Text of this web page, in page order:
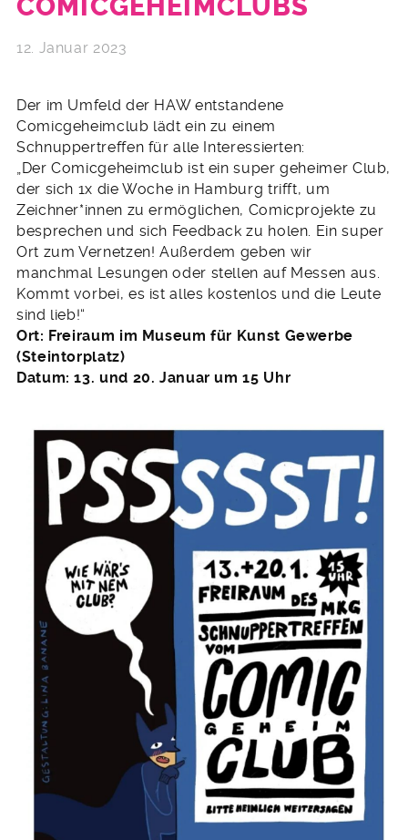
COMICGEHEIMCLUBS
12. Januar 2023
Der im Umfeld der HAW entstandene
Comicgeheimclub lädt ein zu einem
Schnuppertreffen für alle Interessierten:
„Der Comicgeheimclub ist ein super geheimer Club,
der sich 1x die Woche in Hamburg trifft, um
Zeichner*innen zu ermöglichen, Comicprojekte zu
besprechen und sich Feedback zu holen. Ein super
Ort zum Vernetzen! Außerdem geben wir
manchmal Lesungen oder stellen auf Messen aus.
Kommt vorbei, es ist alles kostenlos und die Leute
sind lieb!“
Ort: Freiraum im Museum für Kunst Gewerbe
(Steintorplatz)
Datum: 13. und 20. Januar um 15 Uhr